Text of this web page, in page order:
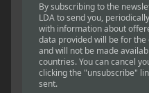
By subscribing to the
LDA to send you,
with information about
data provided will be for the
and will not be made
countries. You can cancel
clicking the "unsubscribe"
sent.